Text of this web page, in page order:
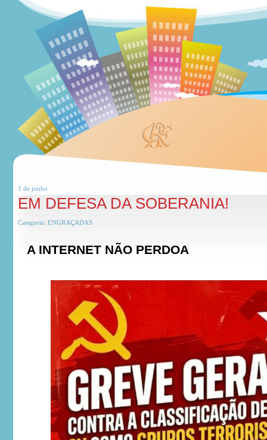
1 de junho
EM DEFESA DA SOBERANIA!
Categoria: ENGRAÇADAS
A INTERNET NÃO PERDOA